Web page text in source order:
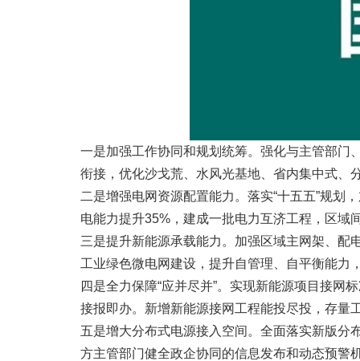
一是加强工作协同和规划统筹。强化与主管部门
衔接，优化沙戈荒、水风光基地、省内集中式、
二是增强电网资源配置能力。落实“十五五”规划
电能力提升35%，建成一批电力互济工程，区域
三是提升新能源承载能力。加强区域主网架、配
工业绿色微电网建设，提升自管理、自平衡能力
四是全力保障“应并尽并”。实现新能源项目接网
接报即办。新增新能源接网工程能投尽投，存量
五是增大分布式电源接入空间。全面落实新版分
方主管部门健全政企协同的信息发布和动态预警